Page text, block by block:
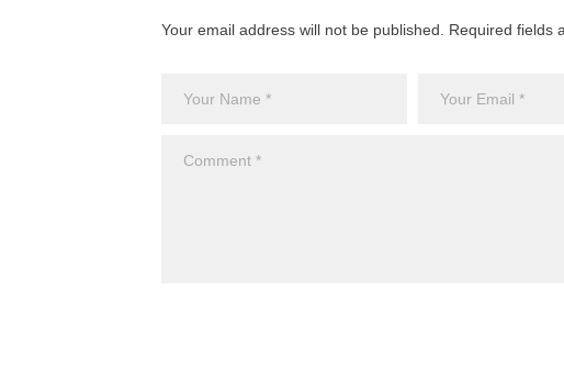
Your email address will not be published. Required fields